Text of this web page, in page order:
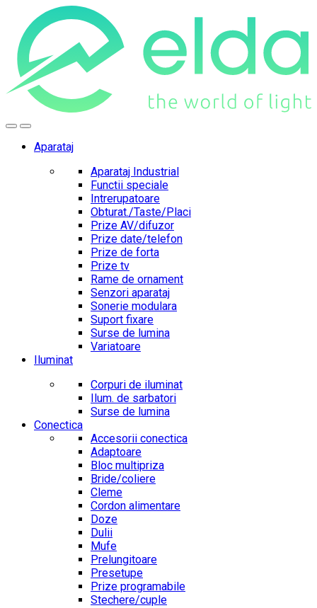
navigation
content
Aparataj
Aparataj Industrial
Functii speciale
Intrerupatoare
Obturat./Taste/Placi
Prize AV/difuzor
Prize date/telefon
Prize de forta
Prize tv
Rame de ornament
Senzori aparataj
Sonerie modulara
Suport fixare
Surse de lumina
Variatoare
Iluminat
Corpuri de iluminat
Ilum. de sarbatori
Surse de lumina
Conectica
Accesorii conectica
Adaptoare
Bloc multipriza
Bride/coliere
Cleme
Cordon alimentare
Doze
Dulii
Mufe
Prelungitoare
Presetupe
Prize programabile
Stechere/cuple